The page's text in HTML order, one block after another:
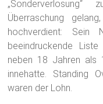
beeindruckende
neben 18 Jahren als
innehatte. Standing
waren der Lohn.
Auch nachdem der
Schulturnhalle